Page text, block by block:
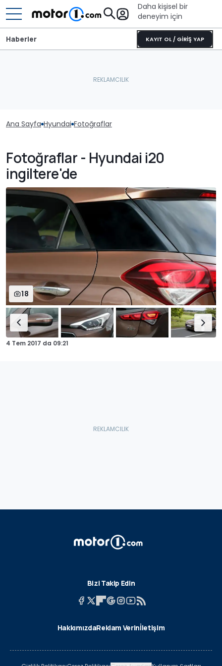
Daha kişisel bir
deneyim için
KAYIT OL / GİRİŞ YAP
Haberler
Ana Sayfa Hyundai Fotoğraflar
Fotoğraflar - Hyundai i20
ingiltere'de
18
4 Tem 2017 da 09:21
Bizi Takip Edin
HakkımızdaReklam Verinİletişim